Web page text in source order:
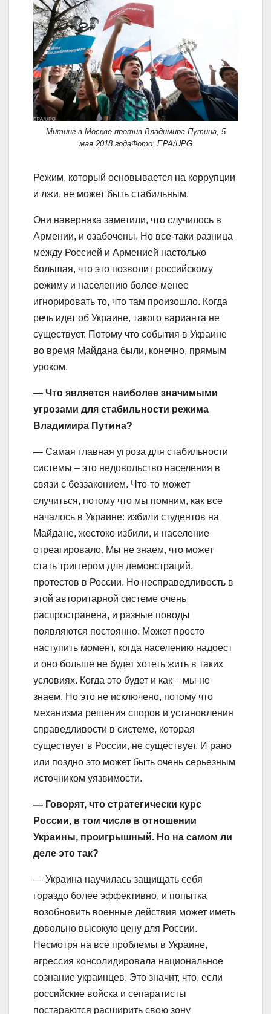
Митинг в Москве против Владимира Путина, 5
мая 2018 годаФото: EPA/UPG
Режим, который основывается на коррупции
и лжи, не может быть стабильным.
Они наверняка заметили, что случилось в
Армении, и озабочены. Но все-таки разница
между Россией и Арменией настолько
большая, что это позволит российскому
режиму и населению более-менее
игнорировать то, что там произошло. Когда
речь идет об Украине, такого варианта не
существует. Потому что события в Украине
во время Майдана были, конечно, прямым
уроком.
— Что является наиболее значимыми
угрозами для стабильности режима
Владимира Путина?
— Самая главная угроза для стабильности
системы – это недовольство населения в
связи с беззаконием. Что-то может
случиться, потому что мы помним, как все
началось в Украине: избили студентов на
Майдане, жестоко избили, и население
отреагировало. Мы не знаем, что может
стать триггером для демонстраций,
протестов в России. Но несправедливость в
этой авторитарной системе очень
распространена, и разные поводы
появляются постоянно. Может просто
наступить момент, когда населению надоест
и оно больше не будет хотеть жить в таких
условиях. Когда это будет и как – мы не
знаем. Но это не исключено, потому что
механизма решения споров и установления
справедливости в системе, которая
существует в России, не существует. И рано
или поздно это может быть очень серьезным
источником уязвимости.
— Говорят, что стратегически курс
России, в том числе в отношении
Украины, проигрышный. Но на самом ли
деле это так?
— Украина научилась защищать себя
гораздо более эффективно, и попытка
возобновить военные действия может иметь
довольно высокую цену для России.
Несмотря на все проблемы в Украине,
агрессия консолидировала национальное
сознание украинцев. Это значит, что, если
российские войска и сепаратисты
постараются расширить свою зону